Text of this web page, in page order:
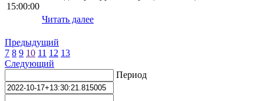
15:00:00
Читать далее
Предыдущий
7 8 9 10 11 12 13
Следующий
Период